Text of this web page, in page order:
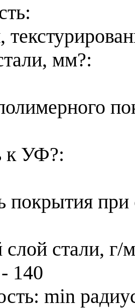
мм?:
к УФ?:
покрытия
стали, г/
140
min